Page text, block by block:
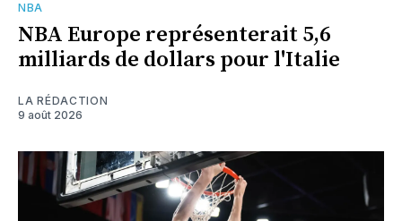
NBA
NBA Europe représenterait 5,6
milliards de dollars pour l'Italie
LA RÉDACTION
9 août 2026